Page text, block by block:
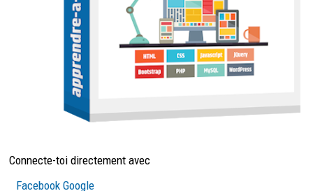
Connecte-toi directement avec
Facebook Google